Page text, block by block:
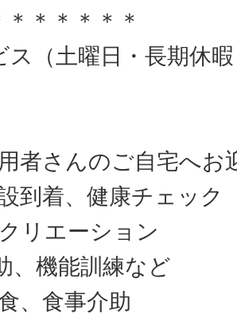
＊＊＊＊＊＊
ス（土曜日・長期休
者さんのご自宅へお
到着、健康チェック
リエーション
、機能訓練など
、食事介助